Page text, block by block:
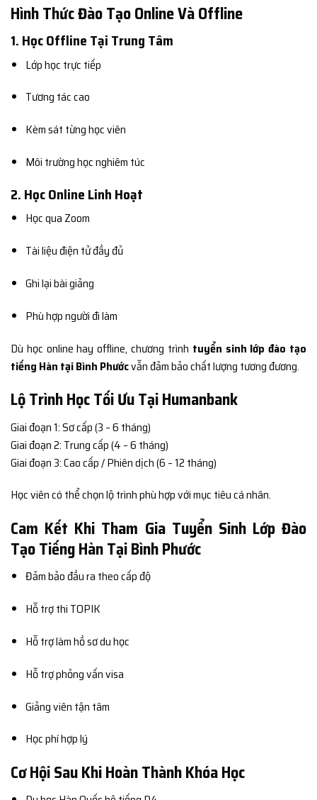
Hình Thức Đào Tạo Online Và Offline
1. Học Offline Tại Trung Tâm
Lớp học trực tiếp
Tương tác cao
Kèm sát từng học viên
Môi trường học nghiêm túc
2. Học Online Linh Hoạt
Học qua Zoom
Tài liệu điện tử đầy đủ
Ghi lại bài giảng
Phù hợp người đi làm
Dù học online hay offline, chương trình tuyển sinh lớp đào tạo
tiếng Hàn tại Bình Phướcvẫn đảm bảo chất lượng tương đương.
Lộ Trình Học Tối Ưu Tại Humanbank
Giai đoạn 1: Sơ cấp (3 – 6 tháng)
Giai đoạn 2: Trung cấp (4 – 6 tháng)
Giai đoạn 3: Cao cấp / Phiên dịch (6 – 12 tháng)
Học viên có thể chọn lộ trình phù hợp với mục tiêu cá nhân.
Cam Kết Khi Tham Gia Tuyển Sinh Lớp Đào
Tạo Tiếng Hàn Tại Bình Phước
Đảm bảo đầu ra theo cấp độ
Hỗ trợ thi TOPIK
Hỗ trợ làm hồ sơ du học
Hỗ trợ phỏng vấn visa
Giảng viên tận tâm
Học phí hợp lý
Cơ Hội Sau Khi Hoàn Thành Khóa Học